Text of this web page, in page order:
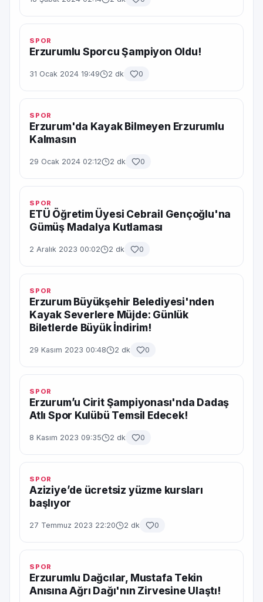
SPOR
Erzurumlu Sporcu Şampiyon Oldu!
31 Ocak 2024 19:49 2 dk 0
SPOR
Erzurum'da Kayak Bilmeyen Erzurumlu
Kalmasın
29 Ocak 2024 02:12 2 dk 0
SPOR
ETÜ Öğretim Üyesi Cebrail Gençoğlu'na
Gümüş Madalya Kutlaması
2 Aralık 2023 00:02 2 dk 0
SPOR
Erzurum Büyükşehir Belediyesi'nden
Kayak Severlere Müjde: Günlük
Biletlerde Büyük İndirim!
29 Kasım 2023 00:48 2 dk 0
SPOR
Erzurum’u Cirit Şampiyonası'nda Dadaş
Atlı Spor Kulübü Temsil Edecek!
8 Kasım 2023 09:35 2 dk 0
SPOR
Aziziye’de ücretsiz yüzme kursları
başlıyor
27 Temmuz 2023 22:20 2 dk 0
SPOR
Erzurumlu Dağcılar, Mustafa Tekin
Anısına Ağrı Dağı'nın Zirvesine Ulaştı!